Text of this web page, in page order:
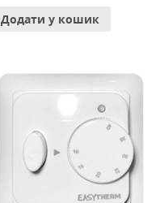
Додати у кошик